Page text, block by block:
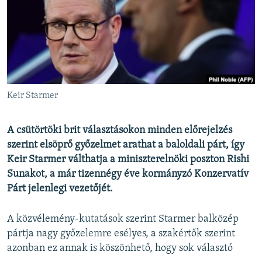
KLÍMAVÁLTOZÁS
A MÚLT TANULSÁGAI
Valamennyi RFE/RL weboldal
Keir Starmer
A csütörtöki brit választásokon minden előrejelzés
szerint elsöprő győzelmet arathat a baloldali párt, így
Keir Starmer válthatja a miniszterelnöki poszton Rishi
Sunakot, a már tizennégy éve kormányzó Konzervatív
Párt jelenlegi vezetőjét.
A közvélemény-kutatások szerint Starmer balközép
pártja nagy győzelemre esélyes, a szakértők szerint
azonban ez annak is köszönhető, hogy sok választó